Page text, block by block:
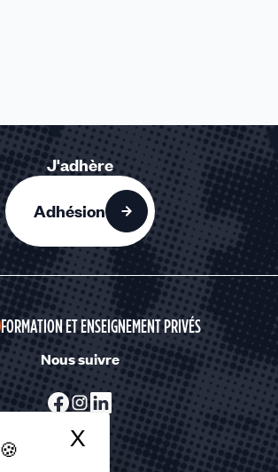
X Masquer le
J'adhère
Adhésion
FORMATION ET ENSEIGNEMENT PRIVÉS
Nous suivre